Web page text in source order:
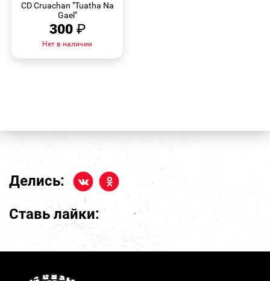
CD Cruachan "Tuatha Na
Gael"
300 ₽
Нет в наличии
Делись:
Ставь лайки: